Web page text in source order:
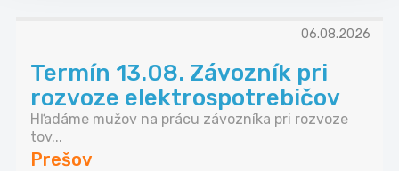
06.08.2026
Termín 13.08. Závozník pri
rozvoze elektrospotrebičov
Hľadáme mužov na prácu závozníka pri rozvoze
tov...
Prešov